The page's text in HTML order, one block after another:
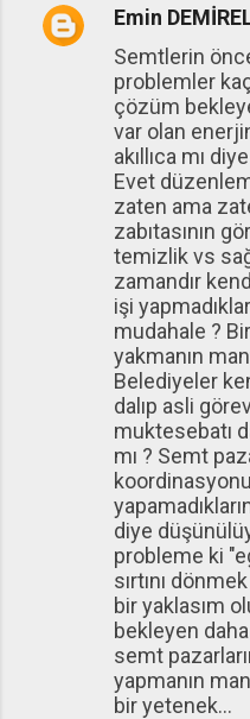
Emin
Semtlerin
problemler
çözüm
var olan
akıllıca mı
Evet
zaten ama
zabıtasının
temizlik vs
zamandır
işi
mudahale ?
yakmanın
Belediyeler
dalıp asli
muktesebatı
mı ? Semt
diye
probleme ki
sırtını
bir yaklasım
bekleyen
semt
yapmanın
bir yetenek...